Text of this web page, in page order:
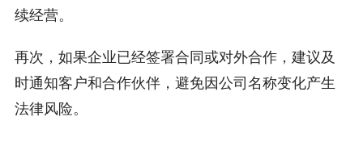
续经营。
再次，如果企业已经签署合同或对外合作，建议及
时通知客户和合作伙伴，避免因公司名称变化产生
法律风险。